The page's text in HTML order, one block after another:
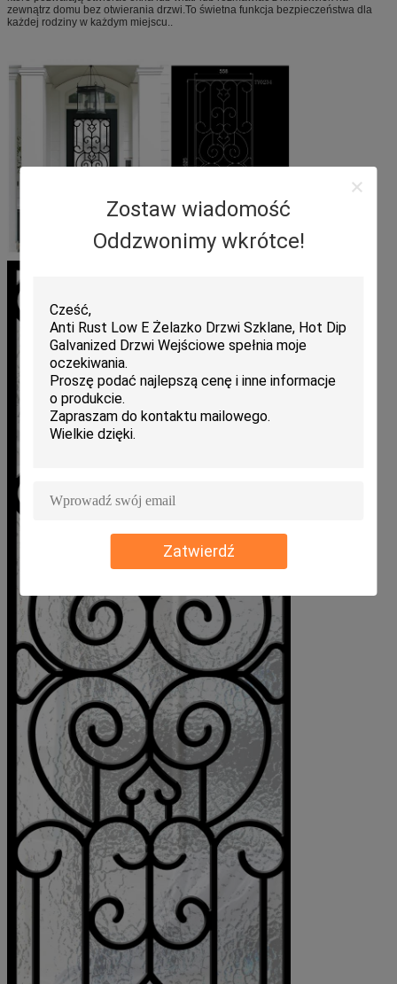
Zostaw wiadomość
Oddzwonimy wkrótce!
Zatwierdź
zewnątrz domu bez otwierania drzwi.To świetna funkcja bezpieczeństwa dla
każdej rodziny w każdym miejscu..